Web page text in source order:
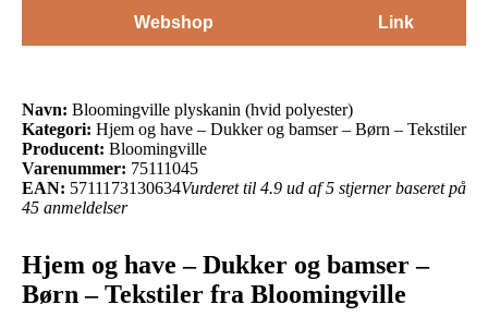
Webshop
Link
Navn: Bloomingville plyskanin (hvid polyester)
Kategori: Hjem og have – Dukker og bamser – Børn – Tekstiler
Producent: Bloomingville
Varenummer: 75111045
EAN: 5711173130634Vurderet til 4.9 ud af 5 stjerner baseret på
45 anmeldelser
Hjem og have – Dukker og bamser –
Børn – Tekstiler fra Bloomingville